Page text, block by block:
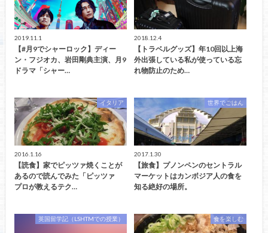
2019.11.1
【#月9でシャーロック】ディー
ン・フジオカ、岩田剛典主演、月9
ドラマ「シャー…
2018.12.4
【トラベルグッズ】年10回以上海
外出張している私が使っている忘
れ物防止のため…
イタリア
2016.1.16
【読食】家でピッツァ焼くことが
あるので読んでみた「ピッツァ
プロが教えるテク…
世界でごはん
2017.1.30
【旅食】プノンペンのセントラル
マーケットはカンボジア人の食を
知る絶好の場所。
英国留学記（LSHTMでの授業） 食を楽しむ